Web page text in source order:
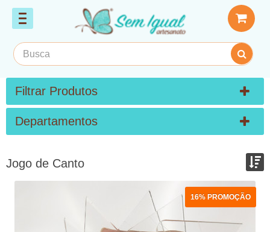
Filtrar Produtos
Departamentos
Jogo de Canto
Exibir até:
16% PROMOÇÃO